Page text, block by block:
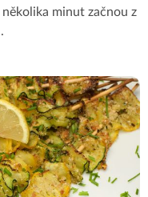
minut začnou z